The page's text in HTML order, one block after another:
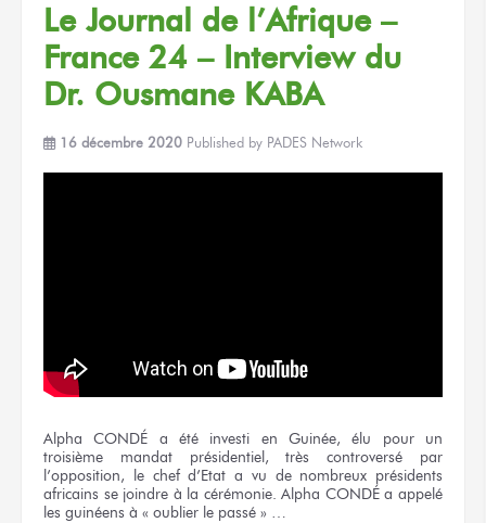
Le Journal de l’Afrique –
France 24 – Interview du
Dr. Ousmane KABA
16 décembre 2020 Published by PADES Network
Alpha CONDÉ a été investi en Guinée, élu pour un
troisième mandat présidentiel, très controversé par
l’opposition, le chef d’Etat a vu de nombreux présidents
africains se joindre à la cérémonie. Alpha CONDÉ a appelé
les guinéens à « oublier le passé » …